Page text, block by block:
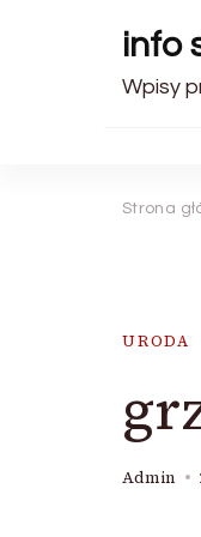
info
Wpisy
Strona
URODA
Admin